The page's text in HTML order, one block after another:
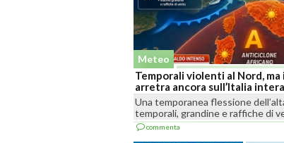
Meteo
Temporali violenti al Nord,
arretra ancora sull’Italia intera
Una temporanea flessione
temporali, grandine e raffiche di
commenta